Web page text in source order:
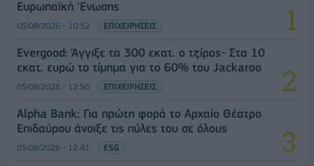
Ευρωπαϊκή 'Ενωσης
05/08/2026 - 10:52 ΕΠΙΧΕΙΡΗΣΕΙΣ
Evergood: Άγγιξε τα 300 εκατ. ο τζίρος- Στα 10
εκατ. ευρώ το τίμημα για το 60% του Jackaroo
05/08/2026 - 12:50 ΕΠΙΧΕΙΡΗΣΕΙΣ
Alpha Bank: Για πρώτη φορά το Αρχαίο Θέατρο
Επιδαύρου άνοιξε τις πύλες του σε όλους
05/08/2026 - 12:41 ESG